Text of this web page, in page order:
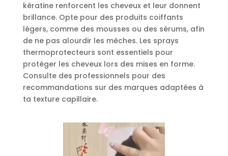
kératine renforcent les cheveux et leur donnent
brillance. Opte pour des produits coiffants
légers, comme des mousses ou des sérums, afin
de ne pas alourdir les mèches. Les sprays
thermoprotecteurs sont essentiels pour
protéger les cheveux lors des mises en forme.
Consulte des professionnels pour des
recommandations sur des marques adaptées à
ta texture capillaire.